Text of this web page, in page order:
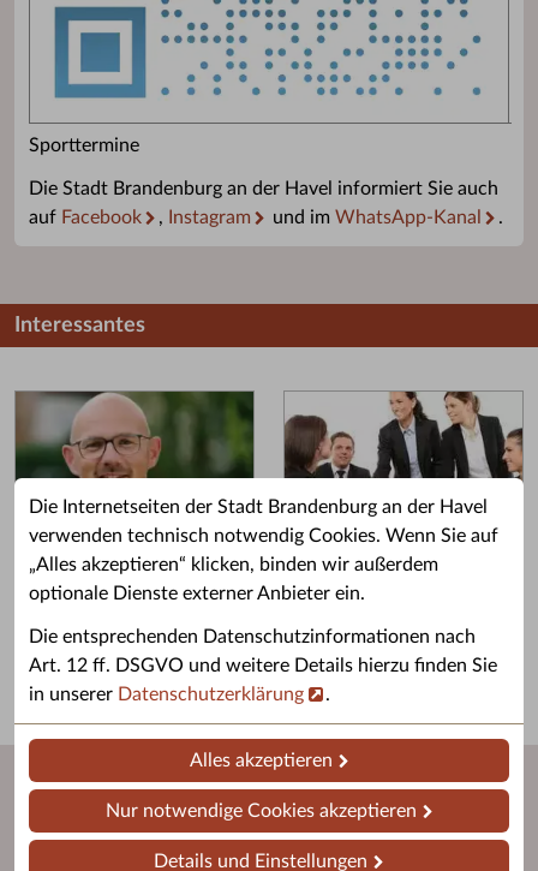
Die Internetseiten der Stadt Brandenburg an der Havel
verwenden technisch notwendig Cookies. Wenn Sie auf
„Alles akzeptieren“ klicken, binden wir außerdem
optionale Dienste externer Anbieter ein.
Die entsprechenden Datenschutzinformationen nach
Art. 12 ff. DSGVO und weitere Details hierzu finden Sie
in unserer Datenschutzerklärung .
Alles akzeptieren
Nur notwendige Cookies akzeptieren
Details und Einstellungen
Sporttermine
Die Stadt Brandenburg an der Havel informiert Sie auch
auf Facebook , Instagram und im WhatsApp-Kanal .
Interessantes
Grußwort des OB